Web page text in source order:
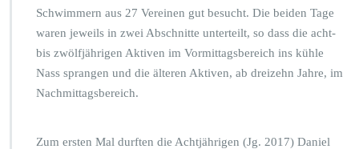
e
d
a
e
Schwimmern aus 27 Vereinen gut besucht. Die beiden Tage
waren jeweils in zwei Abschnitte unterteilt, so dass die acht-
bis zwölfjährigen Aktiven im Vormittagsbereich ins kühle
Nass sprangen und die älteren Aktiven, ab dreizehn Jahre, im
Nachmittagsbereich.
Zum ersten Mal durften die Achtjährigen (Jg. 2017) Daniel